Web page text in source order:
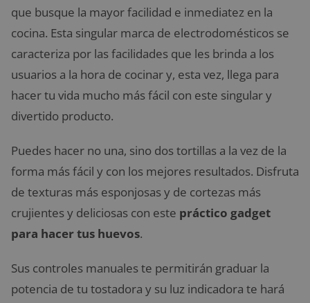
que busque la mayor facilidad e inmediatez en la
cocina. Esta singular marca de electrodomésticos se
caracteriza por las facilidades que les brinda a los
usuarios a la hora de cocinar y, esta vez, llega para
hacer tu vida mucho más fácil con este singular y
divertido producto.
Puedes hacer no una, sino dos tortillas a la vez de la
forma más fácil y con los mejores resultados. Disfruta
de texturas más esponjosas y de cortezas más
crujientes y deliciosas con este práctico gadget
para hacer tus huevos.
Sus controles manuales te permitirán graduar la
potencia de tu tostadora y su luz indicadora te hará